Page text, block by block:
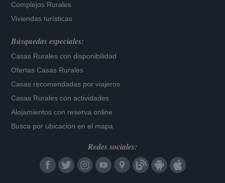
Complejos Rurales
Viviendas turísticas
Búsquedas especiales:
Casas Rurales con disponibilidad
Ofertas Casas Rurales
Casas recomendadas por viajeros
Casas Rurales con actividades
Alojamientos con reserva online
Busca por ubicación en el mapa
Redes sociales: